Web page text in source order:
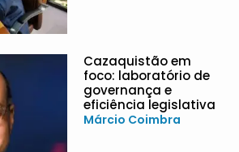
Cazaquistão em
foco: laboratório de
governança e
eficiência legislativa
Márcio Coimbra